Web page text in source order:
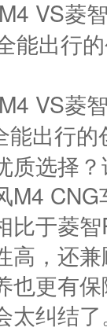
质选择
M4
比于菱
高，还
也更有
太纠结